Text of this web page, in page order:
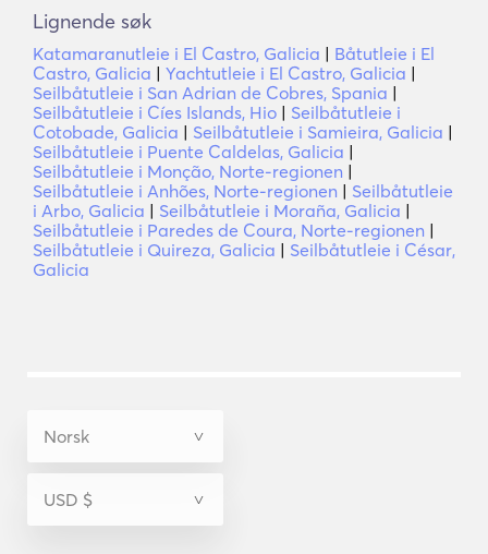
Lignende søk
Katamaranutleie i El Castro, Galicia | Båtutleie i El
Castro, Galicia | Yachtutleie i El Castro, Galicia |
Seilbåtutleie i San Adrian de Cobres, Spania |
Seilbåtutleie i Cíes Islands, Hio | Seilbåtutleie i
Cotobade, Galicia | Seilbåtutleie i Samieira, Galicia |
Seilbåtutleie i Puente Caldelas, Galicia |
Seilbåtutleie i Monção, Norte-regionen |
Seilbåtutleie i Anhões, Norte-regionen | Seilbåtutleie
i Arbo, Galicia | Seilbåtutleie i Moraña, Galicia |
Seilbåtutleie i Paredes de Coura, Norte-regionen |
Seilbåtutleie i Quireza, Galicia | Seilbåtutleie i César,
Galicia